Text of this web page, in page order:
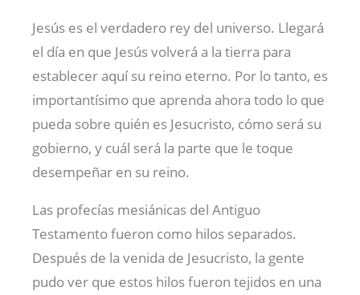
Jesús es el verdadero rey del universo. Llegará
el día en que Jesús volverá a la tierra para
establecer aquí su reino eterno. Por lo tanto, es
importantísimo que aprenda ahora todo lo que
pueda sobre quién es Jesucristo, cómo será su
gobierno, y cuál será la parte que le toque
desempeñar en su reino.
Las profecías mesiánicas del Antiguo
Testamento fueron como hilos separados.
Después de la venida de Jesucristo, la gente
pudo ver que estos hilos fueron tejidos en una